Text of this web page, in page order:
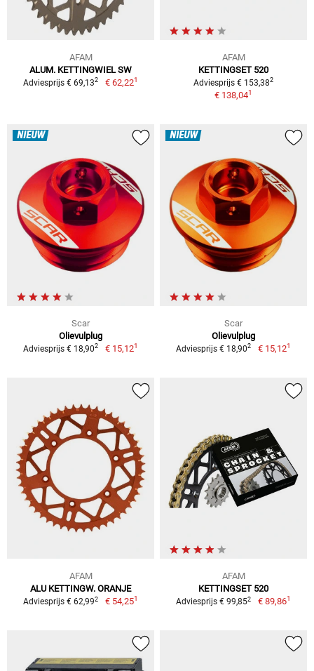
AFAM
ALUM. KETTINGWIEL SW
Adviesprijs € 69,132 € 62,221
AFAM
KETTINGSET 520
Adviesprijs € 153,382
€ 138,041
NIEUW
Scar
Olievulplug
Adviesprijs € 18,902 € 15,121
NIEUW
Scar
Olievulplug
Adviesprijs € 18,902 € 15,121
AFAM
ALU KETTINGW. ORANJE
Adviesprijs € 62,992 € 54,251
AFAM
KETTINGSET 520
Adviesprijs € 99,852 € 89,861